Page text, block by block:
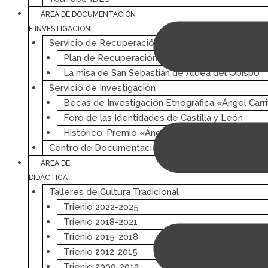
ÁREA DE DOCUMENTACIÓN
E INVESTIGACIÓN
Servicio de Recuperación
Plan de Recuperación de Archivos
La misa de San Sebastián de Aldea del Obispo
Servicio de Investigación
Becas de Investigación Etnográfica «Ángel
Foro de las Identidades de Castilla y León
Histórico: Premio «Ángel Carril»
Centro de Documentación
ÁREA DE
DIDÁCTICA
Talleres de Cultura Tradicional
Trienio 2022-2025
Trienio 2018-2021
Trienio 2015-2018
Trienio 2012-2015